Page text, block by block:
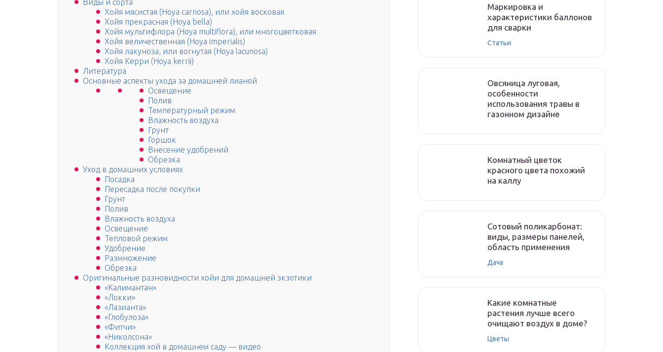
Виды и сорта
Хойя мясистая (Hoya carnosa), или хойя восковая
Хойя прекрасная (Hoya bella)
Хойя мультифлора (Hoya multiflora), или многоцветковая
Хойя величественная (Hoya imperialis)
Хойя лакуноза, или вогнутая (Hoya lacunosa)
Хойя Керри (Hoya kerrii)
Литература
Основные аспекты ухода за домашней лианой
Освещение
Полив
Температурный режим
Влажность воздуха
Грунт
Горшок
Внесение удобрений
Обрезка
Уход в домашних условиях
Посадка
Пересадка после покупки
Грунт
Полив
Влажность воздуха
Освещение
Тепловой режим
Удобрение
Размножение
Обрезка
Оригинальные разновидности хойи для домашней экзотики
«Калимантан»
«Локки»
«Лазианта»
«Глобулоза»
«Фитчи»
«Николсона»
Коллекция хой в домашнем саду — видео
Маркировка и
характеристики баллонов
для сварки
Статьи
Овсяница луговая,
особенности
использования травы в
газонном дизайне
Комнатный цветок
красного цвета похожий
на каллу
Сотовый поликарбонат:
виды, размеры панелей,
область применения
Дача
Какие комнатные
растения лучше всего
очищают воздух в доме?
Цветы